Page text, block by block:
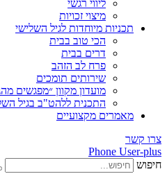
מיצוי זכויות
מיוחדות לגיל השלישי
הכי טוב בבית
דרים בבית
פרח לב הזהב
שירותים תומכים
מועדון מקוון ״מפגשים מהגיל השלישי״
התכנית ללהט"ב בגיל השלישי
מקצועיים
Phone